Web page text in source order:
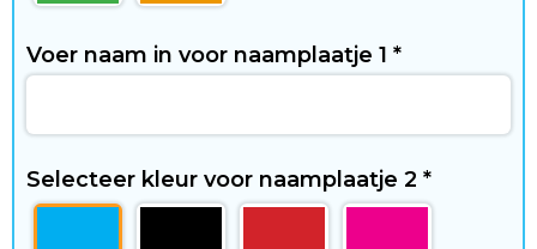
r
j
e
Voer naam in voor naamplaatje 1 *
Selecteer kleur voor naamplaatje 2 *